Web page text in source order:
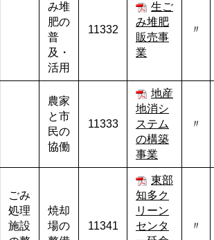
み堆
肥の
普
及・
活用
11332
生ご
み堆肥
販売事
業
〃
農家
と市
民の
協働
11333
地産
地消シ
ステム
の構築
事業
〃
ごみ
処理
施設
焼却
場の
11341
東部
知多ク
リーン
センタ
〃